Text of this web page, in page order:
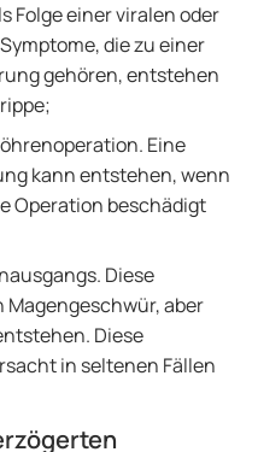
Folge einer viralen oder
die zu einer
gehören, entstehen
Eine
kann entstehen, wenn
Operation beschädigt
Diese
aber
Diese
in seltenen Fällen